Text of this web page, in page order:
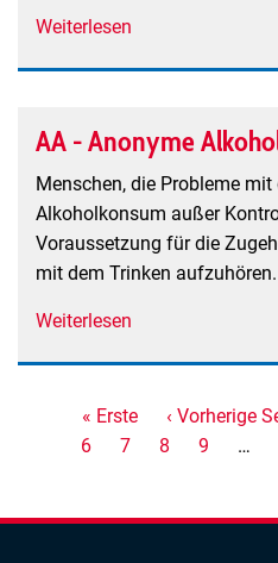
Weiterlesen
Alkoholiker
Waldkirch
AA - Anonyme
Menschen, die Probleme
Alkoholkonsum außer
Voraussetzung für die
mit dem Trinken aufzuhören.
Weiterlesen
Anonyme
Alkoholiker
Seitennummerierung
Erste
Seite
« Erste
Vorherige
Seite
‹ Vorherige
Seite
6 Seite
7 Seite
8 Seite
9 …